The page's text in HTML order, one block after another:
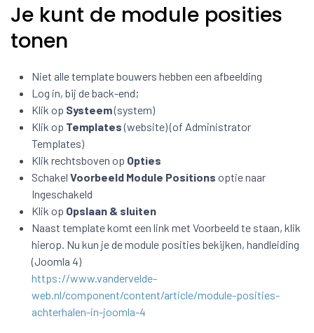
Je kunt de module posities
tonen
Niet alle template bouwers hebben een afbeelding
Log in, bij de back-end;
Klik op Systeem(system)
Klik op Templates(website) (of Administrator
Templates)
Klik rechtsboven op Opties
Schakel Voorbeeld Module Positions optie naar
Ingeschakeld
Klik op Opslaan & sluiten
Naast template komt een link met Voorbeeld te staan, klik
hierop. Nu kun je de module posities bekijken, handleiding
(Joomla 4)
https://www.vandervelde-
web.nl/component/content/article/module-posities-
achterhalen-in-joomla-4